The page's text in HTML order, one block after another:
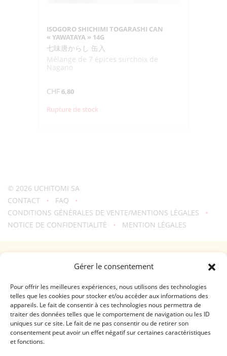
Gérer le consentement
Pour offrir les meilleures expériences, nous utilisons des technologies
telles que les cookies pour stocker et/ou accéder aux informations des
appareils. Le fait de consentir à ces technologies nous permettra de
traiter des données telles que le comportement de navigation ou les ID
uniques sur ce site. Le fait de ne pas consentir ou de retirer son
consentement peut avoir un effet négatif sur certaines caractéristiques
et fonctions.
ISOGORO SHICHIMI TOGARASHI CAN
« YAWATAYA » 14G
七味唐からし 缶入
Mélange de 7 épices surchoix de
Nagano
CHF6,80
Rupture de stock
© 2026 UCHITOMI SA
CONTACT
FAQ
CONDITIONS GÉNÉRALES DE VENTE/MENTIONS LÉGALES
NOTICE DE CONFIDENTIALITÉ
MENTION LÉGALES
GENÈVE - RIVE DROITE (FERRIER)
Lundi - Vendredi: 9:00-18:30 / Samedi: 9:00-17:00
GENÈVE - RIVE GAUCHE (RHÔNE)
Horaires d'ouverture
Lundi - Vendredi: 10:00-19:00 / Samedi: 10:00-18:00